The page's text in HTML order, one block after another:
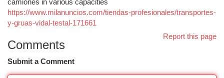
camiones in various capacities
https://www.milanuncios.com/tiendas-profesionales/transportes-
y-gruas-vidal-testal-171661
Report this page
Comments
Submit a Comment